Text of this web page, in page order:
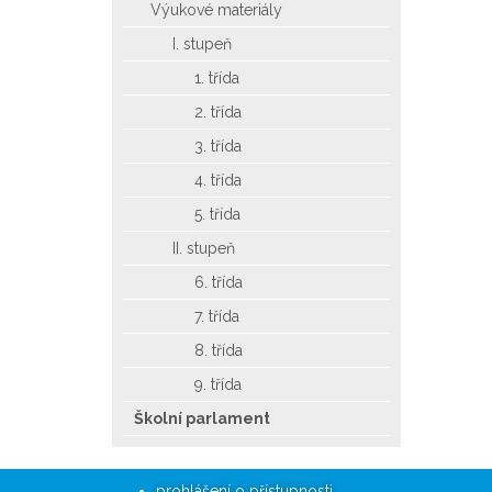
Výukové materiály
I. stupeň
1. třída
2. třída
3. třída
4. třída
5. třída
II. stupeň
6. třída
7. třída
8. třída
9. třída
Školní parlament